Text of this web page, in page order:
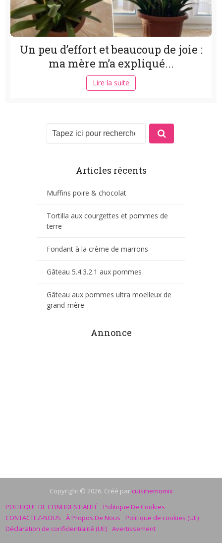
Un peu d’effort et beaucoup de joie :
ma mère m’a expliqué...
Lire la suite
Articles récents
Muffins poire & chocolat
Tortilla aux courgettes et pommes de
terre
Fondant à la crème de marrons
Gâteau 5.4.3.2.1 aux pommes
Gâteau aux pommes ultra moelleux de
grand-mère
Annonce
Copyright © 2026. Créé par cuisinemomix
POLITIQUE DE CONFIDENTIALITÉ
Politique De Cookies
CONTACTEZ-NOUS
À Propos De Nous
Politique de cookies (UE)
Déclaration de confidentialité (UE) Avertissement